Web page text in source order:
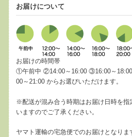
お届けについて
お届けの時間帯
①午前中 ②14:00～16:00 ③16:00～
00～21:00 からお選びいただけます。
※配送が混み合う時期はお届け日時を指
いますのでご了承ください。
ヤマト運輸の宅急便でのお届けとなりま